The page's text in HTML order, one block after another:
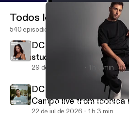
DCR824 - Drumcode Radio
Adam Beyer presents Drumcode
Todos los episodios
540 episodios
DCR834 – Drumcode
studio mix recorded in
29 de jul de 2026 1 h 0 min
DCR833 – Drumcode
Campo live from Iconica
22 de jul de 2026 1 h 3 min